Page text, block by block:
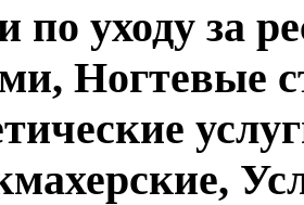
по уходу за
Ногтевые